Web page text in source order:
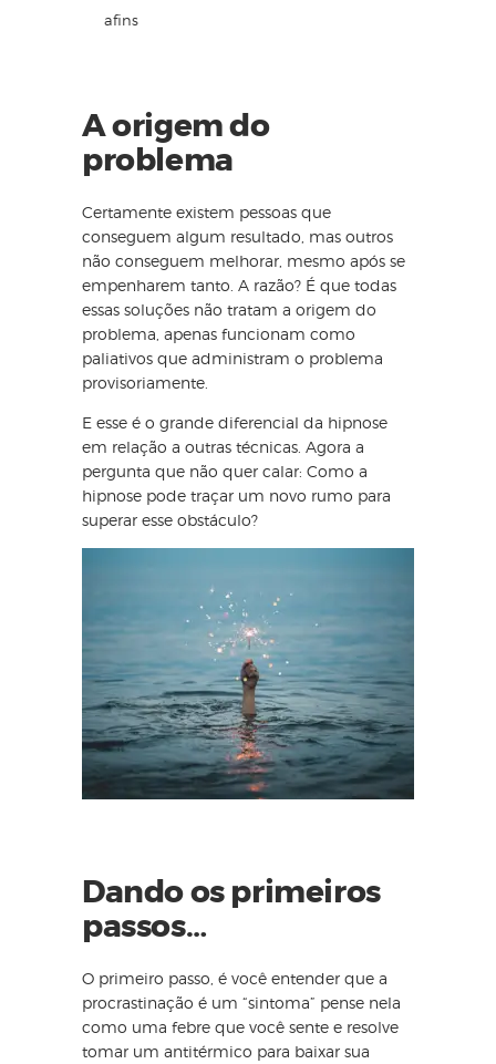
afins
A origem do
problema
Certamente existem pessoas que
conseguem algum resultado, mas outros
não conseguem melhorar, mesmo após se
empenharem tanto. A razão? É que todas
essas soluções não tratam a origem do
problema, apenas funcionam como
paliativos que administram o problema
provisoriamente.
E esse é o grande diferencial da hipnose
em relação a outras técnicas. Agora a
pergunta que não quer calar: Como a
hipnose pode traçar um novo rumo para
superar esse obstáculo?
Dando os primeiros
passos…
O primeiro passo, é você entender que a
procrastinação é um “sintoma” pense nela
como uma febre que você sente e resolve
tomar um antitérmico para baixar sua